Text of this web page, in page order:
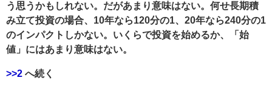
う思うかもしれない。だがあまり意味はない。何せ長期積
み立て投資の場合、10年なら120分の1、20年なら240分の1
のインパクトしかない。いくらで投資を始めるか、「始
値」にはあまり意味はない。
>>2 へ続く